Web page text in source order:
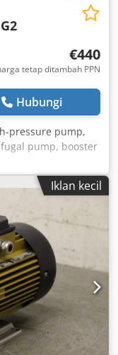
€440
tetap ditambah PPN
Hubungi
pressure pump,
pump, booster
KSB, high-
G2 -Drive: 1.1 kW -
Cedod Sntbopfx
-Quantity: 1 unit -
37 kg/unit
Iklan kecil